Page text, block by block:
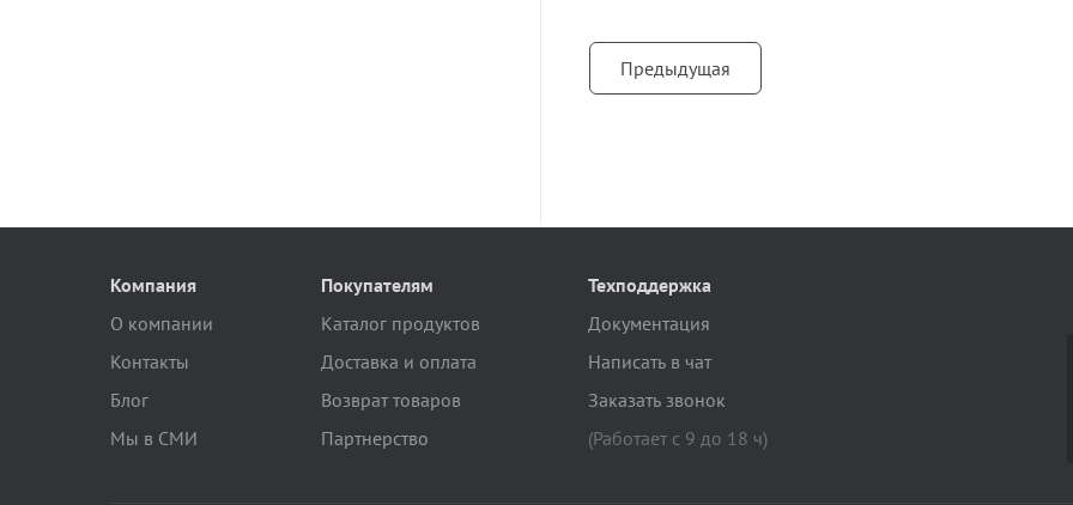
Предыдущая
Компания
О компании
Контакты
Блог
Мы в СМИ
Покупателям
Каталог продуктов
Доставка и оплата
Возврат товаров
Партнерство
Техподдержка
Документация
Написать в чат
Заказать звонок
(Работает с 9 до 18 ч)